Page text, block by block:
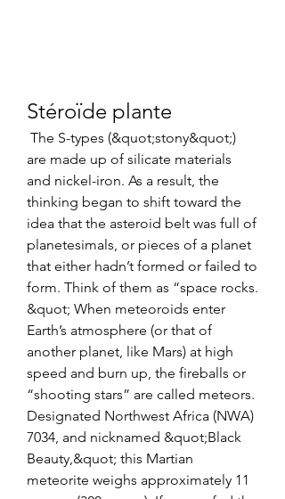
Stéroïde plante
are made up of silicate materials
and nickel-iron. As a result, the
thinking began to shift toward the
idea that the asteroid belt was full of
planetesimals, or pieces of a planet
that either hadn’t formed or failed to
form. Think of them as “space rocks.
&quot; When meteoroids enter
Earth’s atmosphere (or that of
another planet, like Mars) at high
speed and burn up, the fireballs or
“shooting stars” are called meteors.
Designated Northwest Africa (NWA)
7034, and nicknamed &quot;Black
Beauty,&quot; this Martian
meteorite weighs approximately 11